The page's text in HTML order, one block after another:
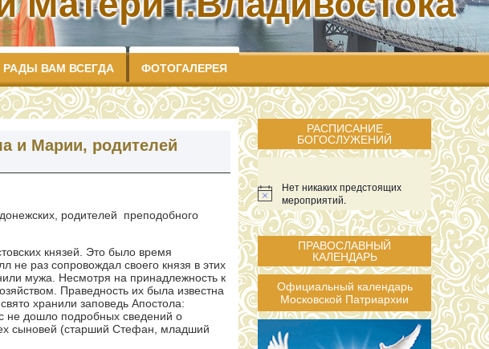
ВАМ ВСЕГДА ФОТОГАЛЕРЕЯ
и Марии, родителей
родителей преподобного
князей. Это было время
не раз сопровождал своего князя в этих
мужа. Несмотря на принадлежность к
Праведность их была известна
хранили заповедь Апостола:
не дошло подробных сведений о
сыновей (старший Стефан, младший
РАСПИСАНИЕ
БОГОСЛУЖЕНИЙ
Нет никаких предстоящих
мероприятий.
ПРАВОСЛАВНЫЙ
КАЛЕНДАРЬ
Официальный календарь
Московской Патриархии